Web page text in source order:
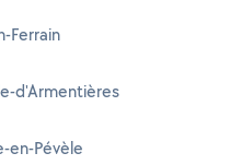
Ferrain
d'Armentières
en-Pévèle